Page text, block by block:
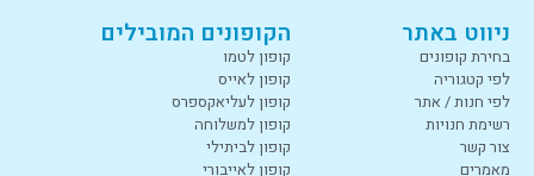
ניווט באתר
בחירת קופונים
לפי קטגוריה
לפי חנות / אתר
רשימת חנויות
צור קשר
מאמרים
הקופונים המובילים
קופון לטמו
קופון לאייס
קופון לעליאקספרס
קופון למשלוחה
קופון לביתילי
קופון לאייבורי